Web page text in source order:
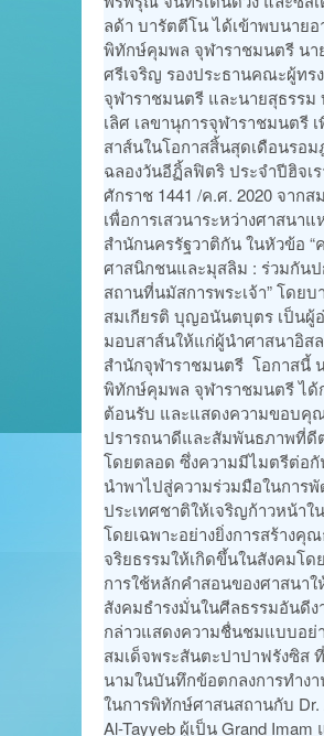
ลด้า บารัตตีโน ได้เข้าพบนาย
พิทักษ์คุมพล จุฬาราชมนตรี นา
ศรีเจริญ รองประธานคณะผู้ท
จุฬาราชมนตรี และนายสุธรร
เลิศ เลขานุการจุฬาราชมนตรี
สาส์นในโอกาสสิ้นสุดเดือนรอ
ฉลองวันอีฏิ้ลฟิตริ ประจำปีฮิจเ
ศักราช 1441 /ค.ศ. 2020 จาก
เพื่อการเสวนาระหว่างศาสนาแ
สำนักนครรัฐวาติกัน ในหัวข้อ “
ศาสนิกชนและมุสลิม : ร่วมกัน
สถานที่นมัสการพระเจ้า” โดยบ
สมเกียรติ บุญอนันตบุตร เป็นผู้
มอบสาส์นให้แก่ผู้นำศาสนาอิส
สำนักจุฬาราชมนตรี โอกาสนี้
พิทักษ์คุมพล จุฬาราชมนตรี ได้
ต้อนรับ และแสดงความขอบคุ
ปรารถนาดีและสัมพันธภาพที่ดี
โดยตลอด ซึ่งความมีไมตรีต่อกั
นำพาไปสู่ความร่วมมือในการ
ประเทศชาติให้เจริญก้าวหน้าใ
โดยเฉพาะอย่างยิ่งการสร้างคุ
จริยธรรมให้เกิดขึ้นในสังคมโด
การใช้หลักคำสอนของศาสนา
สังคมธำรงมั่นในศีลธรรมอันดีง
กล่าวแสดงความชื่นชมแบบอย่
สมเด็จพระสันตะปาปาฟรังซิส
นามในบันทึกข้อตกลงการทำง
ในการพิทักษ์ศาสนสถานกับ Dr.
Al-Tayyeb ผู้เป็น Grand Imam